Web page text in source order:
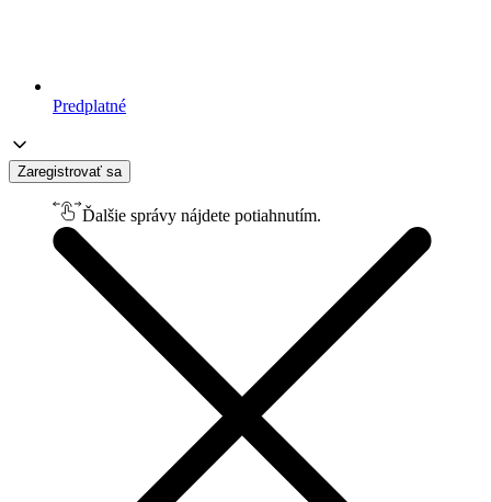
Predplatné
Zaregistrovať sa
Ďalšie správy nájdete potiahnutím.